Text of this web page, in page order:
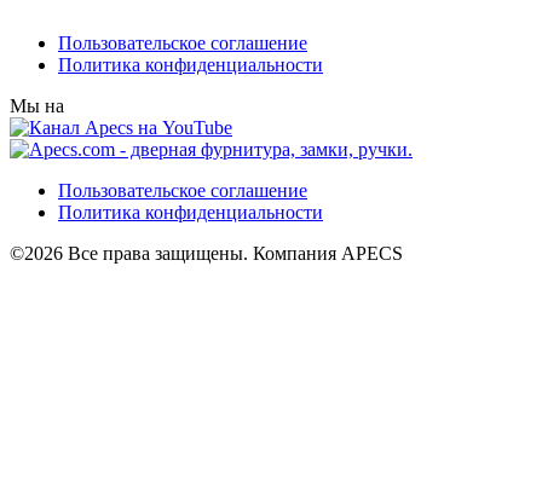
Пользовательское соглашение
Политика конфиденциальности
Мы на
Пользовательское соглашение
Политика конфиденциальности
©2026 Все права защищены. Компания APECS